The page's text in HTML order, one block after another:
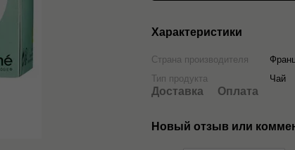
Характеристики
Страна производителя
Тип продукта
Чай
Доставка Оплата
Новый отзыв или